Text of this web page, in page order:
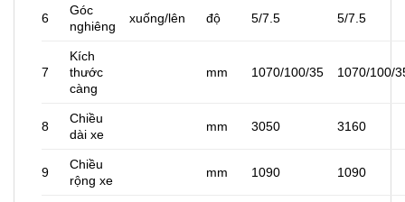
6
Góc
nghiêng
xuống/lên độ 5/7.5 5/7.5
7
Kích
thước
càng
mm 1070/100/35 1070/100/
8
Chiều
dài xe
mm 3050 3160
9
Chiều
rộng xe
mm 1090 1090